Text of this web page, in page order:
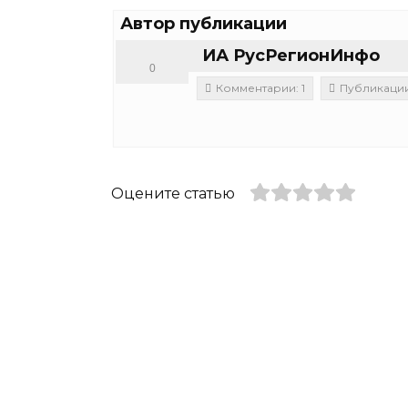
Автор публикации
ИА РусРегионИнфо
0
Комментарии: 1
Оцените статью